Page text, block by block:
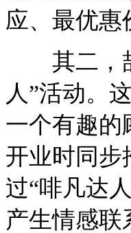
应、最优惠
其二，喆
人”活动。
一个有趣的
开业时同步
过“啡凡达
产生情感联